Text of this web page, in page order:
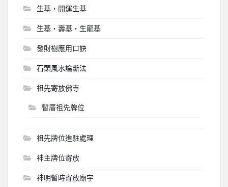
生基，開運生基
生基‧壽基‧生龍基
發財樹應用口訣
石頭風水論斷法
祖先寄放佛寺
暫厝祖先牌位
祖先牌位進駐處理
神主牌位寄放
神明暫時寄放廟宇